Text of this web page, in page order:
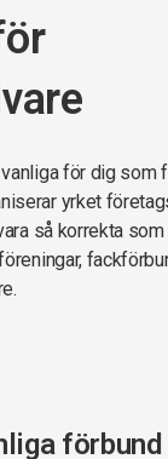
för dig som
yrket
så korrekta